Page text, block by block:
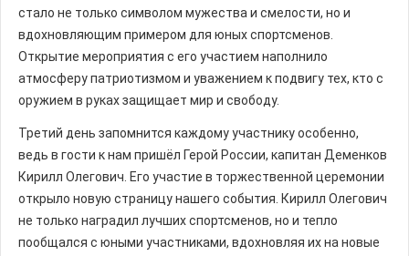
стало не только символом мужества и смелости, но и
вдохновляющим примером для юных спортсменов.
Открытие мероприятия с его участием наполнило
атмосферу патриотизмом и уважением к подвигу тех, кто с
оружием в руках защищает мир и свободу.
Третий день запомнится каждому участнику особенно,
ведь в гости к нам пришёл Герой России, капитан Деменков
Кирилл Олегович. Его участие в торжественной церемонии
открыло новую страницу нашего события. Кирилл Олегович
не только наградил лучших спортсменов, но и тепло
пообщался с юными участниками, вдохновляя их на новые